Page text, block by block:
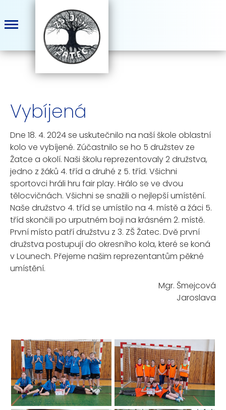
Vybíjená
Dne 18. 4. 2024 se uskutečnilo na naší škole oblastní
kolo ve vybíjené. Zúčastnilo se ho 5 družstev ze
Žatce a okolí. Naši školu reprezentovaly 2 družstva,
jedno z žáků 4. tříd a druhé z 5. tříd. Všichni
sportovci hráli hru fair play. Hrálo se ve dvou
tělocvičnách. Všichni se snažili o nejlepší umístění.
Naše družstvo 4. tříd se umístilo na 4. místě a žáci 5.
tříd skončili po urputném boji na krásném 2. místě.
První místo patří družstvu z 3. ZŠ Žatec. Dvě první
družstva postupují do okresního kola, které se koná
v Lounech. Přejeme našim reprezentantům pěkné
umístění.
Mgr. Šmejcová
Jaroslava